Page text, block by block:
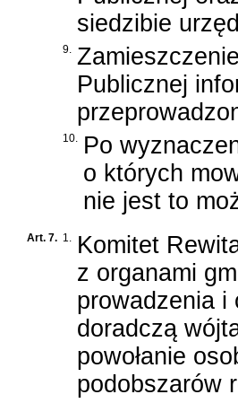
siedzibie
9.
Publicznej
10. Po
o których
nie jest to
Art. 7. 1. Komitet
z organami
prowadzenia i
doradczą
powołanie
podobszarów